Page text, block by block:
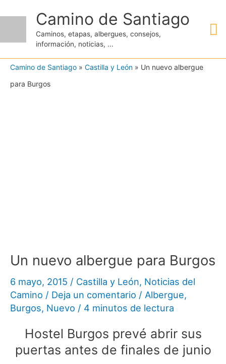
contenido
Camino de Santiago
Caminos, etapas, albergues, consejos,
información, noticias, ...
Camino de Santiago » Castilla y León » Un nuevo albergue
para Burgos
Un nuevo albergue para Burgos
6 mayo, 2015 / Castilla y León, Noticias del
Camino / Deja un comentario / Albergue,
Burgos, Nuevo / 4 minutos de lectura
Hostel Burgos prevé abrir sus
puertas antes de finales de junio